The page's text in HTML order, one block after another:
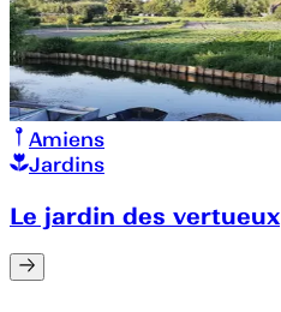
Amiens
Jardins
Le jardin des vertueux